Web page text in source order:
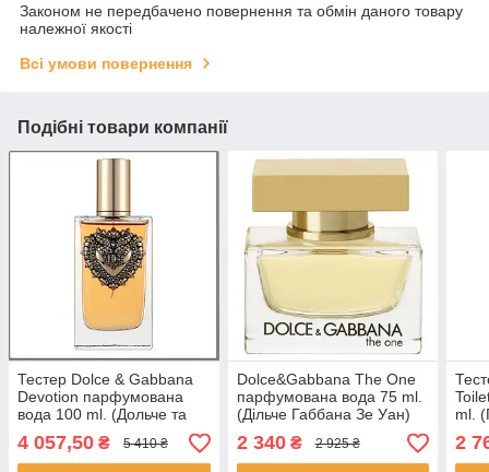
Законом не передбачено повернення та обмін даного товару
належної якості
Всі умови повернення
Подібні товари компанії
Тестер Dolce & Gabbana
Devotion парфумована
вода 100 ml. (Дольче та
Габбана Девоушен)
4 057,50 ₴ 5 410 ₴
Dolce&Gabbana The One
парфумована вода 75 ml.
(Дільче Габбана Зе Уан)
2 340₴ 2 925 ₴
ml.
2